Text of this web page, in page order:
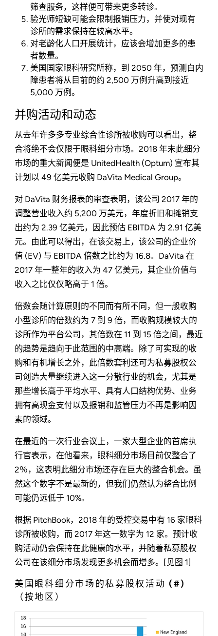
筛查服务，这样便可带来更多转诊。
验光师短缺可能会限制报销压力，并使对现有
诊所的需求保持在较高水平。
对老龄化人口开展统计，应该会增加更多的患
者数量。
美国国家眼科研究所称，到 2050 年，预测白内
障患者将从目前的约 2,500 万例升高到接近
5,000 万例。
并购活动和动态
从去年许多多专业综合性诊所被收购可以看出，整
合将绝不会仅限于眼科细分市场。2018 年末此细分
市场的重大新闻便是 UnitedHealth (Optum) 宣布其
计划以 49 亿美元收购 DaVita Medical Group。
对 DaVita 财务报表的审查表明，该公司 2017 年的
调整营业收入约 5,200 万美元，年度折旧和摊销支
出约为 2.39 亿美元，因此预估 EBITDA 为 2.91 亿美
元。由此可以得出，在该交易上，该公司的企业价
值 (EV) 与 EBITDA 倍数之比约为 16.8。DaVita 在
2017 年一整年的收入为 47 亿美元，其企业价值与
收入之比仅仅略高于 1 倍。
倍数会随计算原则的不同而有所不同，但一般收购
小型诊所的倍数约为 7 到 9 倍，而收购规模较大的
诊所作为平台公司，其倍数在 11 到 15 倍之间，最近
的趋势是趋向于此范围的中高端。除了可实现的收
购和有机增长之外，此倍数套利还可为私募股权公
司创造大量继续进入这一分散行业的机会，尤其是
那些增长高于平均水平、具有人口结构优势、业务
拥有高现金支付以及报销和监管压力不再是影响因
素的领域。
在最近的一次行业会议上，一家大型企业的首席执
行官表示，在他看来，眼科细分市场目前仅整合了
2％，这表明此细分市场还存在巨大的整合机会。虽
然这个数字不是最新的，但我们仍然认为整合比例
可能仍远低于 10%。
根据 PitchBook，2018 年的受控交易中有 16 家眼科
诊所被收购，而 2017 年这一数字为 12 家。预计收
购活动仍会保持在此健康的水平，并随着私募股权
公司在该细分市场发现更多机会而增多。[见图 1]
美国眼科细分市场的私募股权活动 (#)
（按地区）